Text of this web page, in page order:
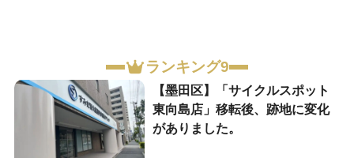
ランキング9
【墨田区】「サイクルスポット
東向島店」移転後、跡地に変化
がありました。